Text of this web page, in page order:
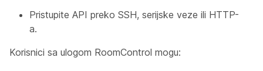
Pristupite API preko SSH, serijske veze ili HTTP-
a.
Korisnici sa ulogom RoomControl mogu: